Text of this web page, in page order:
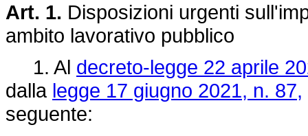
Art. 1. Disposizioni urgenti
ambito lavorativo pubblico
1. Al decreto-legge 22 aprile
dalla legge 17 giugno 2021, n. 87,
seguente: